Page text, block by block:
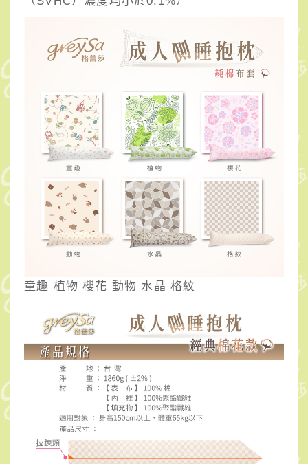
童趣 植物 櫻花 動物 水晶 格紋